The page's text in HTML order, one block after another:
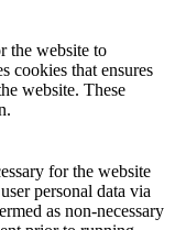
the website to
cookies that ensures
website. These
for the website
personal data via
as non-necessary